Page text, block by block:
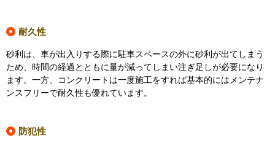
耐久性
砂利は、車が出入りする際に駐車スペースの外に砂利が出てしまう
ため、時間の経過とともに量が減ってしまい注ぎ足しが必要になり
ます。一方、コンクリートは一度施工をすれば基本的にはメンテナ
ンスフリーで耐久性も優れています。
防犯性